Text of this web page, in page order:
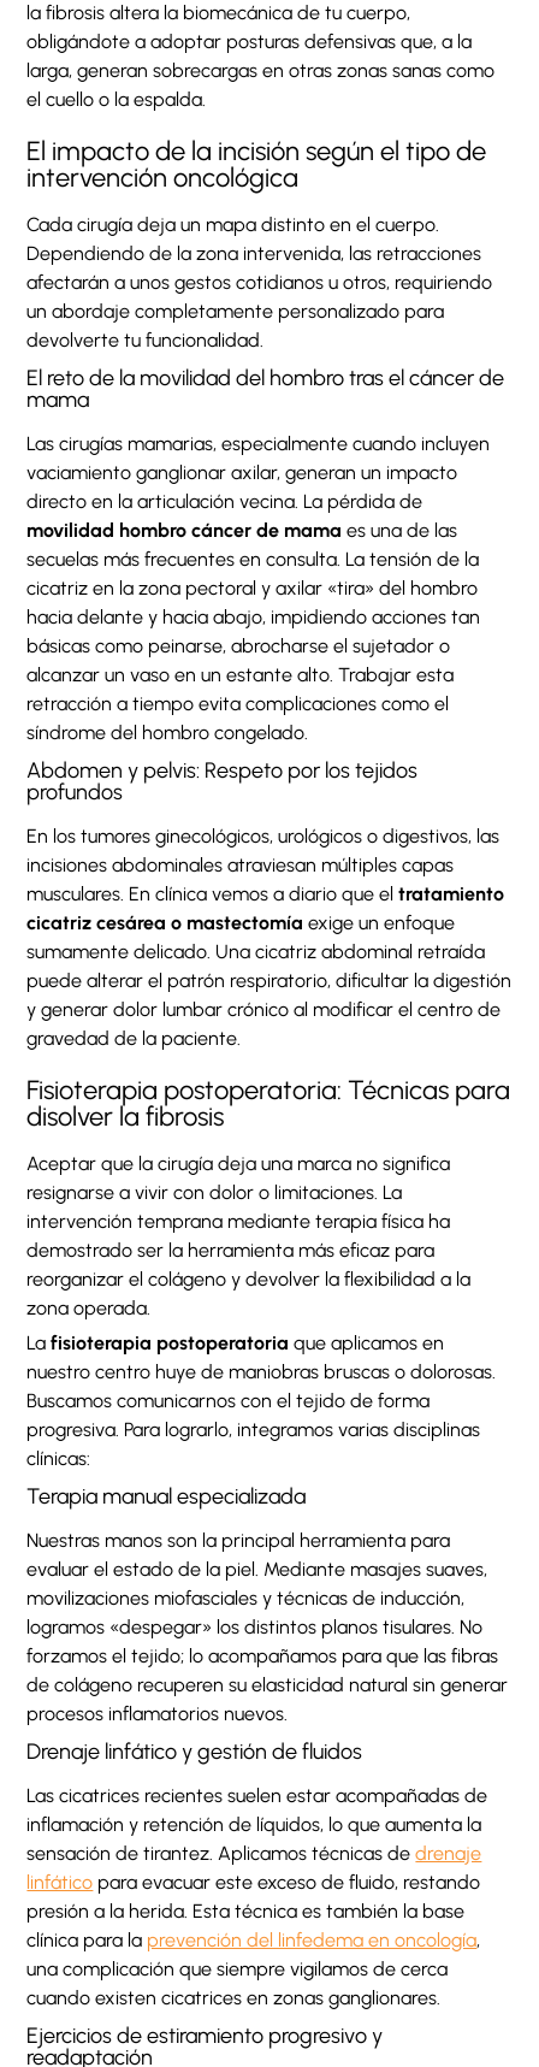
la fibrosis altera la biomecánica de tu cuerpo,
obligándote a adoptar posturas defensivas que, a la
larga, generan sobrecargas en otras zonas sanas como
el cuello o la espalda.
El impacto de la incisión según el tipo de
intervención oncológica
Cada cirugía deja un mapa distinto en el cuerpo.
Dependiendo de la zona intervenida, las retracciones
afectarán a unos gestos cotidianos u otros, requiriendo
un abordaje completamente personalizado para
devolverte tu funcionalidad.
El reto de la movilidad del hombro tras el cáncer de
mama
Las cirugías mamarias, especialmente cuando incluyen
vaciamiento ganglionar axilar, generan un impacto
directo en la articulación vecina. La pérdida de
movilidad hombro cáncer de mama es una de las
secuelas más frecuentes en consulta. La tensión de la
cicatriz en la zona pectoral y axilar «tira» del hombro
hacia delante y hacia abajo, impidiendo acciones tan
básicas como peinarse, abrocharse el sujetador o
alcanzar un vaso en un estante alto. Trabajar esta
retracción a tiempo evita complicaciones como el
síndrome del hombro congelado.
Abdomen y pelvis: Respeto por los tejidos
profundos
En los tumores ginecológicos, urológicos o digestivos, las
incisiones abdominales atraviesan múltiples capas
musculares. En clínica vemos a diario que eltratamiento
cicatriz cesárea o mastectomía exige un enfoque
sumamente delicado. Una cicatriz abdominal retraída
puede alterar el patrón respiratorio, dificultar la digestión
y generar dolor lumbar crónico al modificar el centro de
gravedad de la paciente.
Fisioterapia postoperatoria: Técnicas para
disolver la fibrosis
Aceptar que la cirugía deja una marca no significa
resignarse a vivir con dolor o limitaciones. La
intervención temprana mediante terapia física ha
demostrado ser la herramienta más eficaz para
reorganizar el colágeno y devolver la flexibilidad a la
zona operada.
Lafisioterapia postoperatoria que aplicamos en
nuestro centro huye de maniobras bruscas o dolorosas.
Buscamos comunicarnos con el tejido de forma
progresiva. Para lograrlo, integramos varias disciplinas
clínicas:
Terapia manual especializada
Nuestras manos son la principal herramienta para
evaluar el estado de la piel. Mediante masajes suaves,
movilizaciones miofasciales y técnicas de inducción,
logramos «despegar» los distintos planos tisulares. No
forzamos el tejido; lo acompañamos para que las fibras
de colágeno recuperen su elasticidad natural sin generar
procesos inflamatorios nuevos.
Drenaje linfático y gestión de fluidos
Las cicatrices recientes suelen estar acompañadas de
inflamación y retención de líquidos, lo que aumenta la
sensación de tirantez. Aplicamos técnicas dedrenaje
linfático para evacuar este exceso de fluido, restando
presión a la herida. Esta técnica es también la base
clínica para la prevención del linfedema en oncología,
una complicación que siempre vigilamos de cerca
cuando existen cicatrices en zonas ganglionares.
Ejercicios de estiramiento progresivo y
readaptación